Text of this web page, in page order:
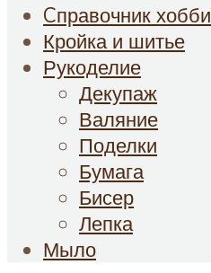
Cправочник хобби
Кройка и шитье
Рукоделие
Декупаж
Валяние
Поделки
Бумага
Бисер
Лепка
Мыло